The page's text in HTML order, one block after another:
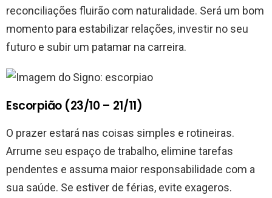
reconciliações fluirão com naturalidade. Será um bom
momento para estabilizar relações, investir no seu
futuro e subir um patamar na carreira.
Escorpião (23/10 – 21/11)
O prazer estará nas coisas simples e rotineiras.
Arrume seu espaço de trabalho, elimine tarefas
pendentes e assuma maior responsabilidade com a
sua saúde. Se estiver de férias, evite exageros.